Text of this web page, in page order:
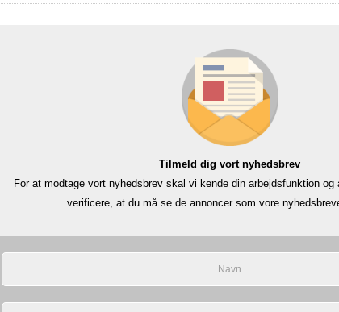
Tilmeld dig vort nyhedsbrev
For at modtage vort nyhedsbrev skal vi kende din arbejdsfunktion
verificere, at du må se de annoncer som vore